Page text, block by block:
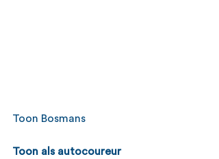
Toon Bosmans
Toon als autocoureur